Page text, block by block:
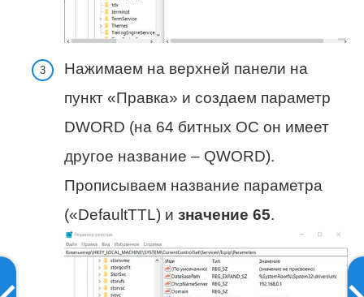
Нажимаем на верхней панели на
пункт «Правка» и создаем параметр
DWORD (на 64 битных ОС он имеет
другое название – QWORD).
Прописываем название параметра
(«DefaultTTL) и значение 65.